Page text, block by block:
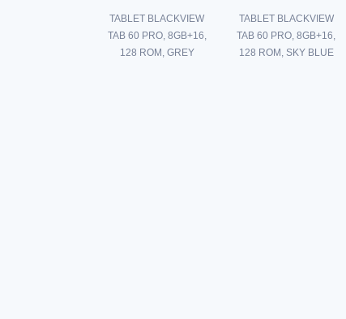
TABLET BLACKVIEW
TAB 60 PRO, 8GB+16,
128 ROM, GREY
TABLET BLACKVIEW
TAB 60 PRO, 8GB+16,
128 ROM, SKY BLUE